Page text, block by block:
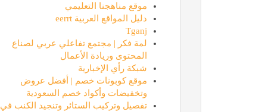
موقع مناهجنا التعليمي
دليل المواقع العربية eerrt
Tganj
لمة فكر | مجتمع تفاعلي عربي لصناع
المحتوى وريادة الأعمال
شبكة رأي الإخبارية
موقع كوبونات خصم | أفضل عروض
وتخفيضات وأكواد خصم السعودية
تفصيل وتركيب الستائر وتنجيد الكنب في